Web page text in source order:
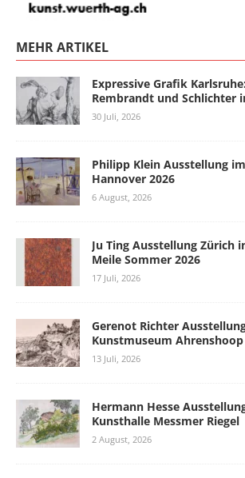
MEHR ARTIKEL
Expressive Grafik
Rembrandt und Schlichter
30 Juli, 2026
Philipp Klein Ausstellung
Hannover 2026
6 August, 2026
Ju Ting Ausstellung Zürich
Meile Sommer 2026
17 Juli, 2026
Gerenot Richter
Kunstmuseum Ahrenshoop
13 Juli, 2026
Hermann Hesse
Kunsthalle Messmer Riegel
2 August, 2026